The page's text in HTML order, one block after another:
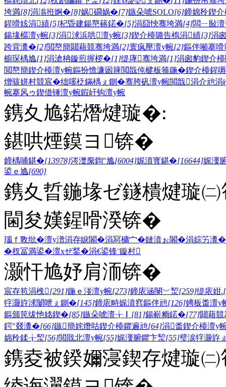
垮満[8]涓滃拰婀�[8]娲礀娲�[7]鏃朵唬SOLO[6]鍗婂矝鍥
鍟嗗姟涓績[5]杞昏建鍚嶅簵鍩�[5]涓囧悏骞垮満[4]闆ㄧ敯
鍚堟櫙澶у帵[3]涓浗浜哄澶у帵[3]鍥介檯璐告槗涓績[3]涓
跨背瀵�[2]閲嶅簡閮藉競骞垮満[2]寰疯壓澶у帵[2]鏂伴噸搴
櫥琛楀尯[1]涓滄柟鏇煎搱椤�[1]缇庨骞垮満[1]涓囪豹鍥介
閲嶅簡鍥介檯澶у帵鏂扮憺濂囦簲閲戠伅楗板箍鍦�鍥介檯鍟
熷骇姘村競宸�绌嗘柉鏋楀ぇ鍘�骞胯矾澶у帵閲戠涓介兘涓
帵搴风ゥ鍥借锤澶у帵鍜屽钩澶у帵
鎸夊尯鍩熸煡璇�:
鍖哄煙鏌ヨ锛�
鍗楀哺鍖�[13978]涔濋緳鍧″尯[6004]娓濆寳鍖�[16644]娓濅
鍙ｅ尯[690]
鎸夊晢鍦堟ゼ鐩樻煡璇
閫夋嫨鍟嗗湀锛�
瑙ｆ斁纰�澶у潽涓存睙闂�涓冩槦宀�鏈濆ぉ闂�涓婃竻瀵�
�杈冨満鍙�澶хぜ鍫�涓€鍙锋ˉ鏇村
灏忓尯妤肩洏锛�
宸存笣涓栧[291]鍦ｅ湴澶у帵[273]鍗庡涵閿﹀洯[259]缇庡姏.
牸灏斿浗闄呭ぇ鍘�[145]鍗庡畤娓濆窞鏂伴兘[126]娉板畨澶у
鏂颁笢绂忚姳鍥�[85]鏃朵唬澶╁▏ [81]鍚嶄粫鍩�[77]閮藉
鍔″叕瀵�[66]鏃簡姹熸咕鍥介檯鑺遍兘[64]涓畨鍥介檯澶у
婂矝鍒╁洯[56]閲戝北澶у帵[55]娓濅腑鑺卞洯[55]璧涙牸灏斿
鎸夌被鍨嬭寖鍥存煡璇